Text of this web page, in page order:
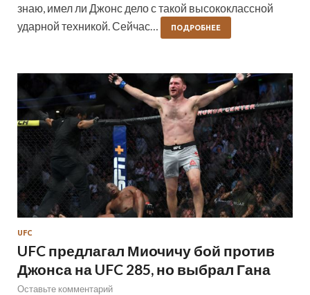
знаю, имел ли Джонс дело с такой высококлассной
ударной техникой. Сейчас…
ПОДРОБНЕЕ
UFC
UFC предлагал Миочичу бой против
Джонса на UFC 285, но выбрал Гана
Оставьте комментарий